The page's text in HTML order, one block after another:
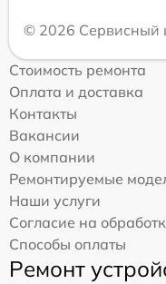
© 2026 Сервисный
Стоимость ремонта
Оплата и доставка
Контакты
Вакансии
О компании
Ремонтируемые
Наши услуги
Согласие на
Способы оплаты
Ремонт